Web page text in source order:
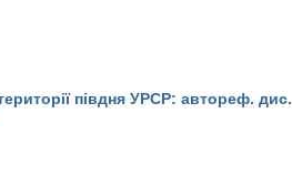
півдня УРСР: автореф. дис.